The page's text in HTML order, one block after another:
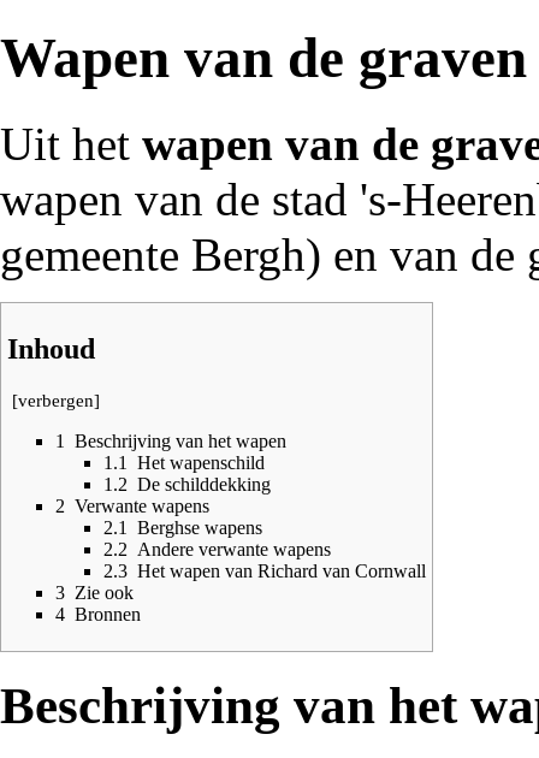
Wapen van de
Uit het wapen van de
wapen van de stad 's-
gemeente Bergh) en van de
Inhoud
[verbergen]
1
Beschrijving van het wapen
1.1
Het wapenschild
1.2 De schilddekking
2 Verwante wapens
2.1
Berghse wapens
2.2 Andere verwante wapens
2.3 Het wapen van Richard van Cornwall
3 Zie ook
4 Bronnen
Beschrijving van het